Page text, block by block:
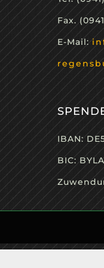
Fax.
E-Mail:
IBAN:
BIC: